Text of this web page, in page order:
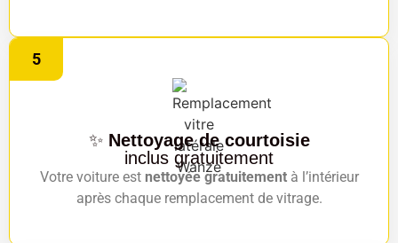
5
✨ Nettoyage de courtoisie
inclus gratuitement
Votre voiture est nettoyée gratuitementà l’intérieur
après chaque remplacement de vitrage.